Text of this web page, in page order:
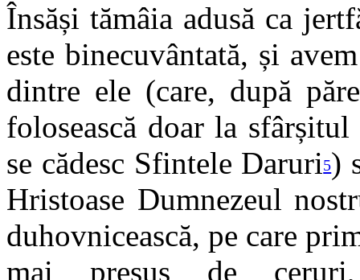
Însăși tămâia adusă ca
este binecuvântată, și
dintre ele (care, după
folosească doar la
se cădesc Sfintele Daruri5)
Hristoase Dumnezeul
duhovnicească, pe care
mai presus de